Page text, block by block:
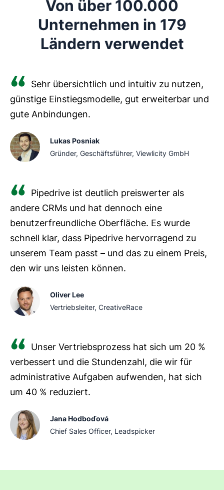
entsprechen.
Achten Sie auf wichtige Funktionen wie:
benutzerdefiniertes Pipeline- und
Benutzerfreundlichkeit.
Von über 100.000
Unternehmen in 179
Ländern verwendet
Sehr übersichtlich und intuitiv zu nutzen,
günstige Einstiegsmodelle, gut erweiterbar und
gute Anbindungen.
Lukas Posniak
Gründer, Geschäftsführer, Viewlicity GmbH
Pipedrive ist deutlich preiswerter als
andere CRMs und hat dennoch eine
benutzerfreundliche Oberfläche. Es wurde
schnell klar, dass Pipedrive hervorragend zu
unserem Team passt – und das zu einem Preis,
den wir uns leisten können.
Oliver Lee
Vertriebsleiter, CreativeRace
Unser Vertriebsprozess hat sich um 20 %
verbessert und die Stundenzahl, die wir für
administrative Aufgaben aufwenden, hat sich
um 40 % reduziert.
Jana Hodboďová
Chief Sales Officer, Leadspicker